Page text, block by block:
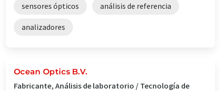
sensores ópticos análisis de referencia
analizadores
Ocean Optics B.V.
Fabricante, Análisis de laboratorio / Tecnología de